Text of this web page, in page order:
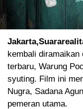
kembali diramaikan
terbaru, Warung
syuting. Film ini
Nugra, Sadana
pemeran utama.